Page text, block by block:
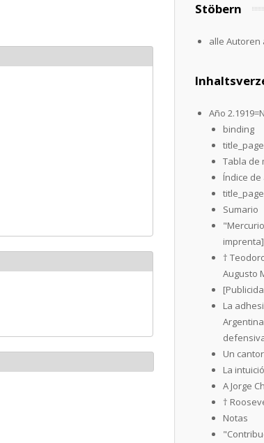
Stöbern
alle Autoren
Año
binding
title_page
Tabla de
Índice
title_page
Sumario
imprenta]
†
Augusto
La
Un
La
A Jorge
†
Notas